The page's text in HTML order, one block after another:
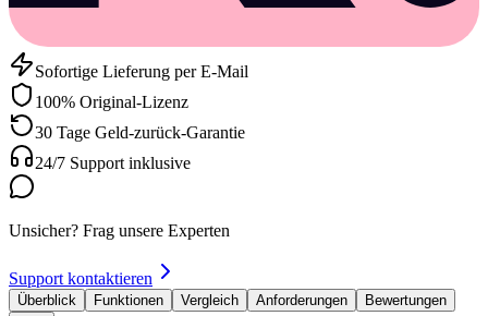
Sofortige Lieferung per E-Mail
100% Original-Lizenz
30 Tage Geld-zurück-Garantie
24/7 Support inklusive
Unsicher? Frag unsere Experten
Support kontaktieren
Überblick Funktionen Vergleich Anforderungen
Bewertungen